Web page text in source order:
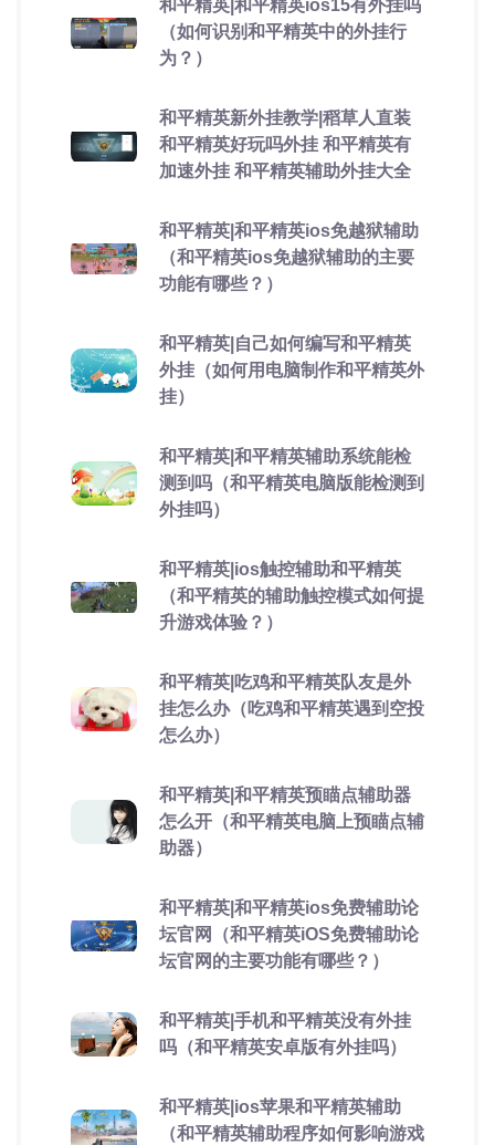
和平精英|和平精英ios15有外挂吗
（如何识别和平精英中的外挂行
为？）
和平精英新外挂教学|稻草人直装
和平精英好玩吗外挂 和平精英有
加速外挂 和平精英辅助外挂大全
和平精英|和平精英ios免越狱辅助
（和平精英ios免越狱辅助的主要
功能有哪些？）
和平精英|自己如何编写和平精英
外挂（如何用电脑制作和平精英外
挂）
和平精英|和平精英辅助系统能检
测到吗（和平精英电脑版能检测到
外挂吗）
和平精英|ios触控辅助和平精英
（和平精英的辅助触控模式如何提
升游戏体验？）
和平精英|吃鸡和平精英队友是外
挂怎么办（吃鸡和平精英遇到空投
怎么办）
和平精英|和平精英预瞄点辅助器
怎么开（和平精英电脑上预瞄点辅
助器）
和平精英|和平精英ios免费辅助论
坛官网（和平精英iOS免费辅助论
坛官网的主要功能有哪些？）
和平精英|手机和平精英没有外挂
吗（和平精英安卓版有外挂吗）
和平精英|ios苹果和平精英辅助
（和平精英辅助程序如何影响游戏